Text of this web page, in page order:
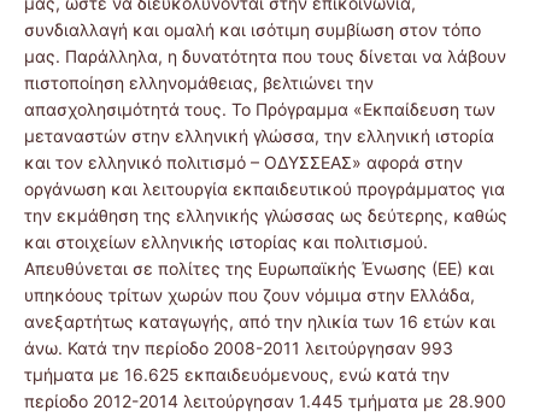
συνδιαλλαγή και ομαλή και ισότιμη συμβίωση στον τόπο
μας. Παράλληλα, η δυνατότητα που τους δίνεται να λάβουν
πιστοποίηση ελληνομάθειας, βελτιώνει την
απασχολησιμότητά τους. Το Πρόγραμμα «Εκπαίδευση των
μεταναστών στην ελληνική γλώσσα, την ελληνική ιστορία
και τον ελληνικό πολιτισμό – ΟΔΥΣΣΕΑΣ» αφορά στην
οργάνωση και λειτουργία εκπαιδευτικού προγράμματος για
την εκμάθηση της ελληνικής γλώσσας ως δεύτερης, καθώς
και στοιχείων ελληνικής ιστορίας και πολιτισμού.
Απευθύνεται σε πολίτες της Ευρωπαϊκής Ένωσης (ΕΕ) και
υπηκόους τρίτων χωρών που ζουν νόμιμα στην Ελλάδα,
ανεξαρτήτως καταγωγής, από την ηλικία των 16 ετών και
άνω. Κατά την περίοδο 2008-2011 λειτούργησαν 993
τμήματα με 16.625 εκπαιδευόμενους, ενώ κατά την
περίοδο 2012-2014 λειτούργησαν 1.445 τμήματα με 28.900